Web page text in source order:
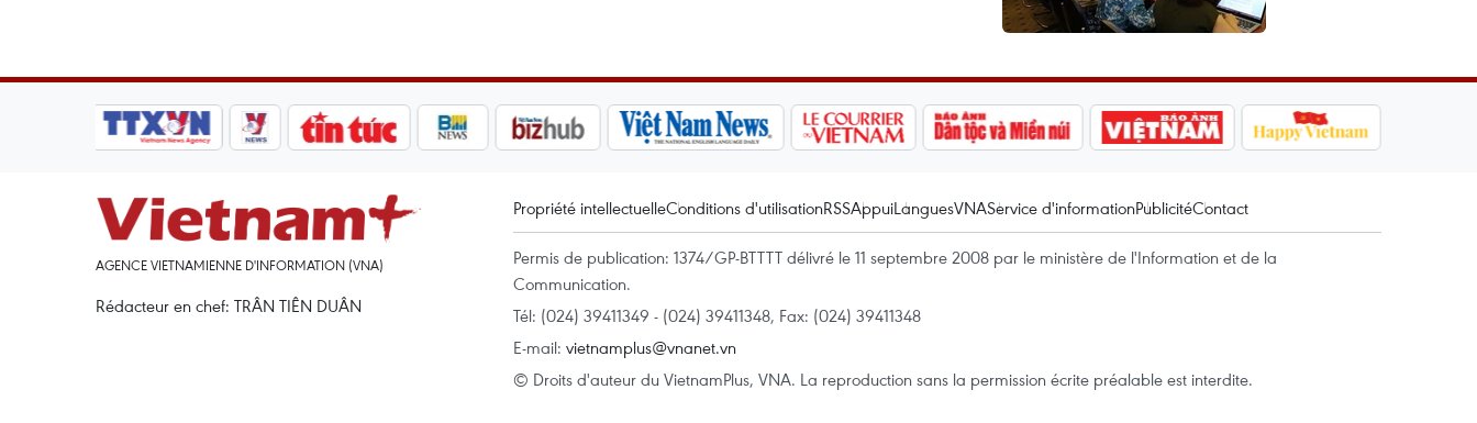
AGENCE VIETNAMIENNE D'INFORMATION (VNA)
Rédacteur en chef: TRÂN TIÊN DUÂN
Propriété intellectuelleConditions d'utilisationRSSAppuiLanguesVNAService d'informationPublicitéContact
Permis de publication: 1374/GP-BTTTT délivré le 11 septembre 2008 par le ministère de l'Information et de la
Communication.
Tél: (024) 39411349 - (024) 39411348, Fax: (024) 39411348
E-mail: vietnamplus@vnanet.vn
© Droits d'auteur du VietnamPlus, VNA. La reproduction sans la permission écrite préalable est interdite.